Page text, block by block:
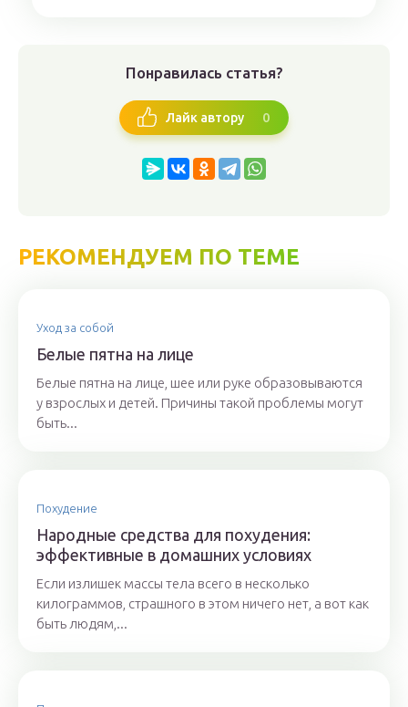
Понравилась статья?
Лайк автору 0
РЕКОМЕНДУЕМ ПО ТЕМЕ
Уход за собой
Белые пятна на лице
Белые пятна на лице, шее или руке образовываются
у взрослых и детей. Причины такой проблемы могут
быть...
Похудение
Народные средства для похудения:
эффективные в домашних условиях
Если излишек массы тела всего в несколько
килограммов, страшного в этом ничего нет, а вот как
быть людям,...